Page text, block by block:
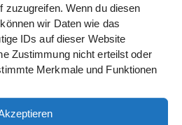
zuzugreifen. Wenn du diesen
wir Daten wie das
IDs auf dieser Website
Zustimmung nicht erteilst oder
Merkmale und Funktionen
ist in einem
eingebaut und ausgelegt für
für den
können Sie unter
Zubehör entnehmen. Gerne
der richtigen Konfiguration der
nichts im Wege steht. Wir